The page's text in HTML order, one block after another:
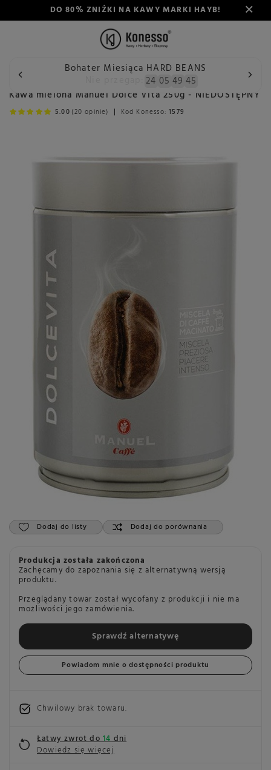
DO 80% ZNIŻKI NA KAWY MARKI HAYB!
Bohater Miesiąca HARD BEANS
24 05 49 45
Wstecz Konesso Kawa mielona Manuel Dolce Vita 250g -
Kawa mielona Manuel Dolce Vita 250g - NIEDOSTĘPNY
5.00 (20 opinie) Kod Konesso:1579
Dodaj do listy Dodaj do porównania
Produkcja została zakończona
Zachęcamy do zapoznania się z alternatywną wersją
produktu.
Przeglądany towar został wycofany z produkcji i nie ma
możliwości jego zamówienia.
Sprawdź alternatywę
Powiadom mnie o dostępności produktu
Chwilowy brak towaru
Łatwy zwrot do14dni
Dowiedz się więcej